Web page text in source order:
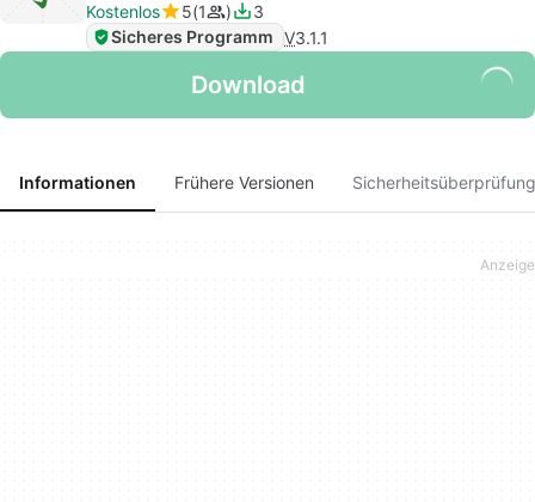
Kostenlos
5 1
3
Sicheres Programm V3.1.1
Download
Informationen Frühere Versionen Sicherheitsüberprüfung